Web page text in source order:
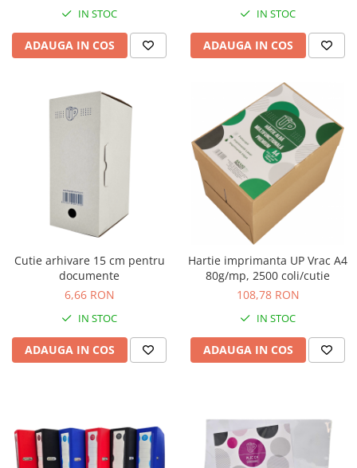
IN STOC
ADAUGA IN COS
IN STOC
ADAUGA IN COS
Cutie arhivare 15 cm pentru
documente
6,66 RON
IN STOC
ADAUGA IN COS
Hartie imprimanta UP Vrac A4
80g/mp, 2500 coli/cutie
108,78 RON
IN STOC
ADAUGA IN COS